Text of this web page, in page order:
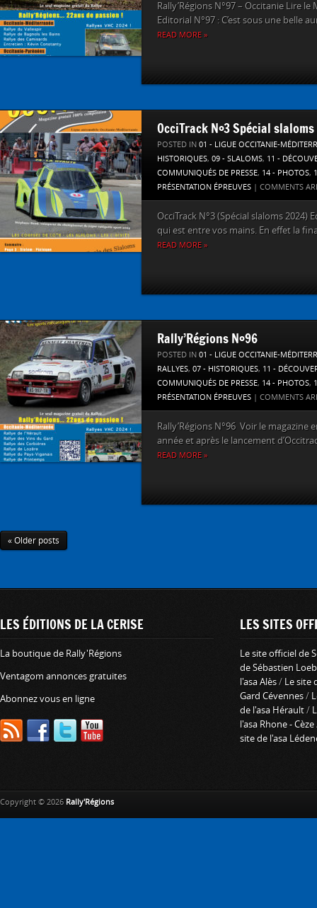
Rally’Régions N°97 – Occitanie Lire
Editorial N°97 : C’est sous une belle
READ MORE »
OcciTrack N°3 Spécial
POSTED IN 01 - LIGUE OCCITANIE-
HISTORIQUES, 09 - SLALOMS, 11 -
COMMUNIQUÉS DE PRESSE, 14 - PHOTOS,
PRÉSENTATION ÉPREUVES | COMMENTS
OcciTrack N°3 (Spécial slaloms 2024)
qui est entre vos mains. En effet la
READ MORE »
Rally’Régions N°96
POSTED IN 01 - LIGUE OCCITANIE-
RALLYES, 07 - HISTORIQUES, 11 -
COMMUNIQUÉS DE PRESSE, 14 - PHOTOS,
PRÉSENTATION ÉPREUVES | COMMENTS
Rally’Régions N°96 Voir le magazine
année et après le lancement
READ MORE »
« Older posts
LES ÉDITIONS DE LA CERISE
La boutique de Rally'Régions
Ventagom annonces gratuites
Abonnez vous en ligne
LES SITES
Le site officiel de
de Sébastien Loeb
l'asa Alès/ Le site
Gard Cévennes/
de l'asa Hérault/
l'asa Rhone - Cèze
site de l'asa
Copyright © 2026 Rally'Régions